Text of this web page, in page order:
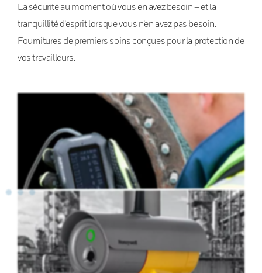
La sécurité au moment où vous en avez besoin – et la
tranquillité d’esprit lorsque vous n’en avez pas besoin.
Fournitures de premiers soins conçues pour la protection de
vos travailleurs.